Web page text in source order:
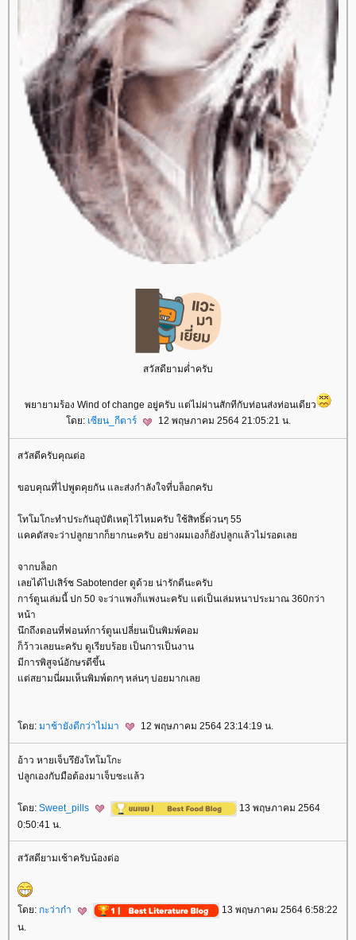
สวัสดียามค่ำครับ
พยายามร้อง Wind of change อยู่ครับ แต่ไม่ผ่านสักทีกับท่อนส่งท่อนเดียว
ดย: เซียน_กีตาร์ 12 พฤษภาคม 2564 21:05:21 น.
สวัสดีครับคุณต่อ
ขอบคุณที่ไปพูดคุยกัน และส่งกำลังใจที่บล็อกครับ
ทโมโกะทำประกันอุบัติเหตุไว้ไหมครับ ใช้สิทธิ์ด่วนๆ 55
คคตัสจะว่าปลูกยากก็ยากนะครับ อย่างผมเองก็ยังปลูกแล้วไม่รอดเล
จากบล็อก
เลยได้ไปเสิร์ช Sabotender ดูด้วย น่ารักดีนะครับ
การ์ตูนเล่มนี้ ปก 50 จะว่าแพงก็แพงนะครับ แต่เป็นเล่มหนาประมาณ 360กว่า
หน้า
นึกถึงตอนที่ฟอนท์การ์ตูนเปลี่ยนเป็นพิมพ์คอม
ก็ว้าวเลยนะครับ ดูเรียบร้อย เป็นการเป็นงาน
มีการพิสูจน์อักษรดีขึ้น
ต่สยามนี่ผมเห็นพิมพ์ตกๆ หล่นๆ บ่อยมากเล
ดย: มาช้ายังดีกว่าไม่มา 12 พฤษภาคม 2564 23:14:19 น.
อ้าว หายเจ็บรึยังโทโมโกะ
ปลูกเองกับมือต้องมาเจ็บซะแล้ว
ดย: Sweet_pills
13 พฤษภาคม 2564
0:50:41 น.
สวัสดียามเช้าครับน้องต่อ
ดย: กะว่าก๋า
13 พฤษภาคม 2564 6:58:22
น.